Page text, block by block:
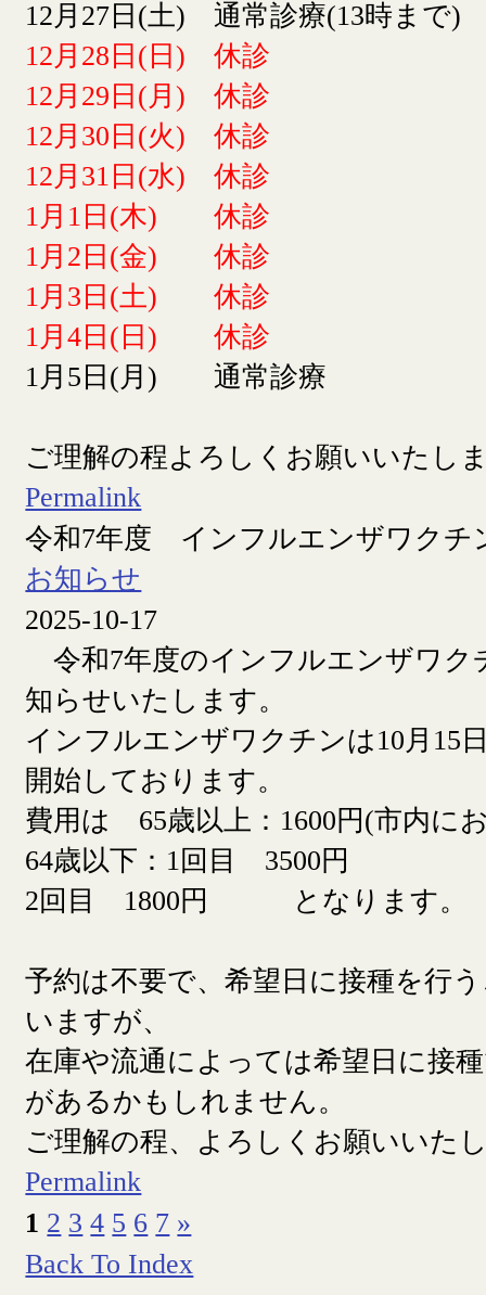
12月27日(土) 通常診療(13時まで)
12月28日(日) 休診
12月29日(月) 休診
12月30日(火) 休診
12月31日(水) 休診
1月1日(木) 休診
1月2日(金) 休診
1月3日(土) 休診
1月4日(日) 休診
1月5日(月) 通常診療
ご理解の程よろしくお願いいたし
Permalink
令和7年度 インフルエンザワクチ
お知らせ
2025-10-17
令和7年度のインフルエンザワク
知らせいたします。
インフルエンザワクチンは10月15
開始しております。
費用は 65歳以上：1600円(市内に
64歳以下：1回目 3500円
2回目 1800円 となります。
予約は不要で、希望日に接種を行
いますが、
在庫や流通によっては希望日に接
があるかもしれません。
ご理解の程、よろしくお願いいた
Permalink
1 2 3 4 5 6 7 »
Back To Index